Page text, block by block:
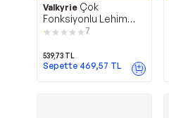
Valkyrie Çok
Fonksiyonlu Lehim
Tamir Standı 9cm
7
539,73 TL
Sepette 469,57 TL